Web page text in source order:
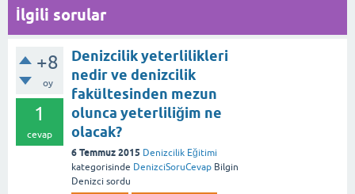
İlgili sorular
+8
oy
1
cevap
Denizcilik yeterlilikleri
nedir ve denizcilik
fakültesinden mezun
olunca yeterliliğim ne
olacak?
6 Temmuz 2015 Denizcilik Eğitimi
kategorisinde DenizciSoruCevap Bilgin
Denizci sordu